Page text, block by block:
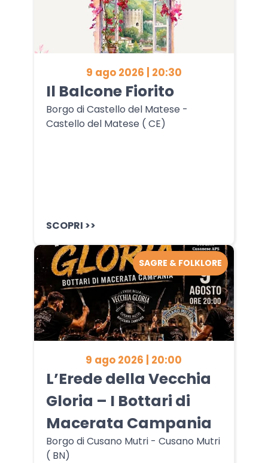
9 ago 2026 | 20:30
Il Balcone Fiorito
Borgo di Castello del Matese -
Castello del Matese ( CE)
SCOPRI >>
9 ago 2026 | 20:00
L’Erede della Vecchia
Gloria – I Bottari di
Macerata Campania
Borgo di Cusano Mutri - Cusano Mutri
( BN)
SAGRE & FOLKLORE